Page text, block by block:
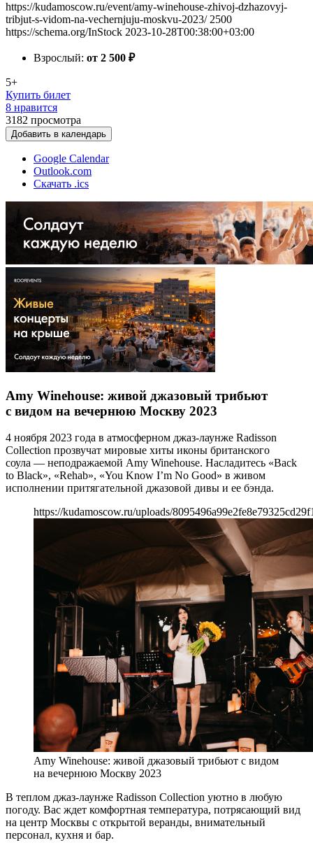
https://kudamoscow.ru/event/amy-winehouse-zhivoj-dzhazovyj-
tribjut-s-vidom-na-vechernjuju-moskvu-2023/ 2500
https://schema.org/InStock 2023-10-28T00:38:00+03:00
Взрослый: от 2 500 ₽
5+
Купить билет
8 нравится
3182 просмотра
Добавить в календарь
Google Calendar
Outlook.com
Скачать .ics
Amy Winehouse: живой джазовый трибьют
с видом на вечернюю Москву 2023
4 ноября 2023 года в атмосферном джаз-лаунже Radisson
Collection прозвучат мировые хиты иконы британского
соула — неподражаемой Amy Winehouse. Насладитесь «Back
to Black», «Rehab», «You Know I’m No Good» в живом
исполнении притягательной джазовой дивы и ее бэнда.
https://kudamoscow.ru/uploads/
Amy Winehouse: живой джазовый трибьют с видом
на вечернюю Москву 2023
В теплом джаз-лаунже Radisson Collection уютно в любую
погоду. Вас ждет комфортная температура, потрясающий вид
на центр Москвы с открытой веранды, внимательный
персонал, кухня и бар.